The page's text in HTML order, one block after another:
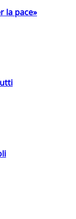
la pace»